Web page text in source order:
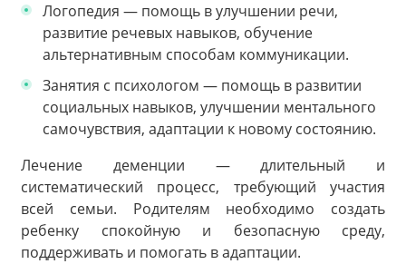
Логопедия — помощь в улучшении речи,
развитие речевых навыков, обучение
альтернативным способам коммуникации.
Занятия с психологом — помощь в развитии
социальных навыков, улучшении ментального
самочувствия, адаптации к новому состоянию.
Лечение деменции — длительный и
систематический процесс, требующий участия
всей семьи. Родителям необходимо создать
ребенку спокойную и безопасную среду,
поддерживать и помогать в адаптации.